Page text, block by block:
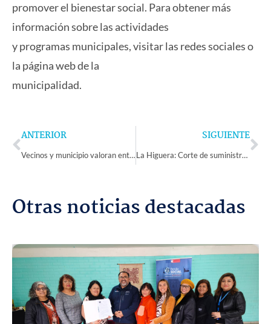
promover el bienestar social. Para obtener más
información sobre las actividades
y programas municipales, visitar las redes sociales o
la página web de la
municipalidad.
Prev
ANTERIOR
Vecinos y municipio valoran entrega de piscina decantadora en Las Compañías
SIGUIENTE
La Higuera: Corte de suministro eléctrico afecta a 2.468 clientes por robo de cables
Otras noticias destacadas